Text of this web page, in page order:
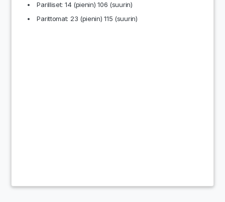
Parilliset: 14 (pienin) 106 (suurin)
Parittomat: 23 (pienin) 115 (suurin)